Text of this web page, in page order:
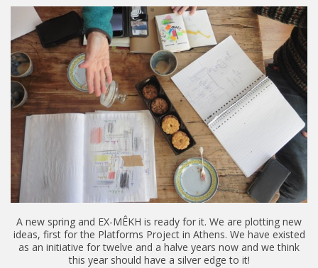
MÊKH
vergadert
A new spring and EX-MÊKH is ready for it. We are plotting new
ideas, first for the Platforms Project in Athens. We have existed
as an initiative for twelve and a halve years now and we think
this year should have a silver edge to it!